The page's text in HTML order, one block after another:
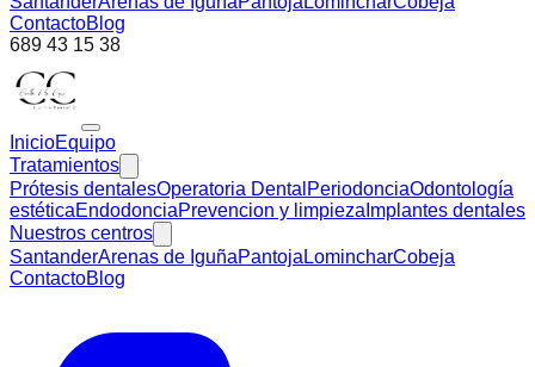
ContactoBlog
689 43 15 38
InicioEquipo
Tratamientos
Prótesis dentalesOperatoria Dental PeriodonciaOdontología
estéticaEndodonciaPrevencion y limpieza Implantes dentales
Nuestros centros
SantanderArenas de IguñaPantoja LomincharCobeja
ContactoBlog